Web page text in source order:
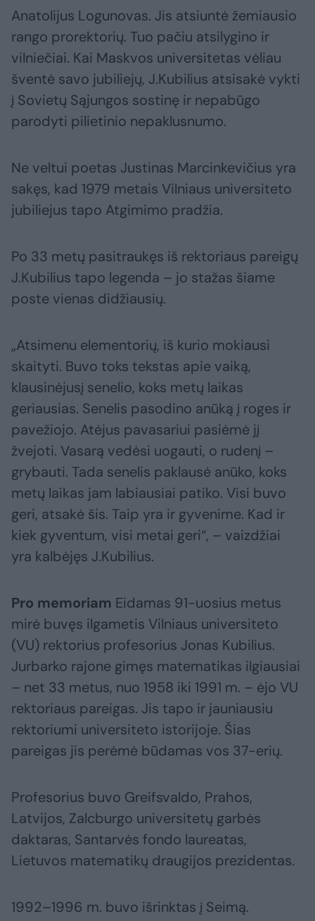
Anatolijus Logunovas. Jis atsiuntė žemiausio
rango prorektorių. Tuo pačiu atsilygino ir
vilniečiai. Kai Maskvos universitetas vėliau
šventė savo jubiliejų, J.Kubilius atsisakė vykti
į Sovietų Sąjungos sostinę ir nepabūgo
parodyti pilietinio nepaklusnumo.
Ne veltui poetas Justinas Marcinkevičius yra
sakęs, kad 1979 metais Vilniaus universiteto
jubiliejus tapo Atgimimo pradžia.
Po 33 metų pasitraukęs iš rektoriaus pareigų
J.Kubilius tapo legenda – jo stažas šiame
poste vienas didžiausių.
„Atsimenu elementorių, iš kurio mokiausi
skaityti. Buvo toks tekstas apie vaiką,
klausinėjusį senelio, koks metų laikas
geriausias. Senelis pasodino anūką į roges ir
pavežiojo. Atėjus pavasariui pasiėmė jį
žvejoti. Vasarą vedėsi uogauti, o rudenį –
grybauti. Tada senelis paklausė anūko, koks
metų laikas jam labiausiai patiko. Visi buvo
geri, atsakė šis. Taip yra ir gyvenime. Kad ir
kiek gyventum, visi metai geri“, – vaizdžiai
yra kalbėjęs J.Kubilius.
Pro memoriam Eidamas 91-uosius metus
mirė buvęs ilgametis Vilniaus universiteto
(VU) rektorius profesorius Jonas Kubilius.
Jurbarko rajone gimęs matematikas ilgiausiai
– net 33 metus, nuo 1958 iki 1991 m. – ėjo VU
rektoriaus pareigas. Jis tapo ir jauniausiu
rektoriumi universiteto istorijoje. Šias
pareigas jis perėmė būdamas vos 37-erių.
Profesorius buvo Greifsvaldo, Prahos,
Latvijos, Zalcburgo universitetų garbės
daktaras, Santarvės fondo laureatas,
Lietuvos matematikų draugijos prezidentas.
1992–1996 m. buvo išrinktas į Seimą.